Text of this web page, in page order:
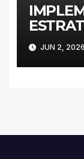
LAJUN 2, 2026